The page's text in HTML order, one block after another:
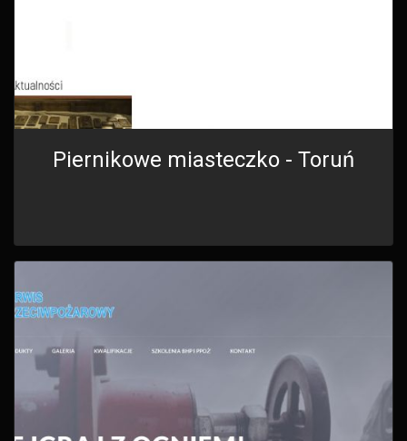
Piernikowe miasteczko - Toruń